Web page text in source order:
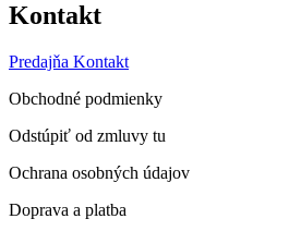
Kontakt
Predajňa Kontakt
Obchodné podmienky
Odstúpiť od zmluvy tu
Ochrana osobných údajov
Doprava a platba